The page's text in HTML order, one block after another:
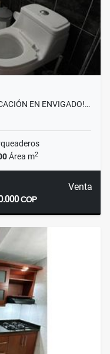
EN ENVIGADO!…
Área m2
Venta
COP